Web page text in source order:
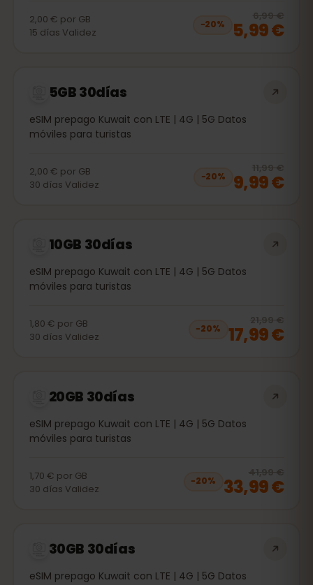
2,00 € por GB
15 días Validez
−20%
6,99 €
5,99 €
5GB 30días
eSIM prepago Kuwait con LTE | 4G | 5G Datos
móviles para turistas
2,00 € por GB
30 días Validez
−20%
11,99 €
9,99 €
10GB 30días
eSIM prepago Kuwait con LTE | 4G | 5G Datos
móviles para turistas
1,80 € por GB
30 días Validez
−20%
21,99 €
17,99 €
20GB 30días
eSIM prepago Kuwait con LTE | 4G | 5G Datos
móviles para turistas
1,70 € por GB
30 días Validez
−20%
41,99 €
33,99 €
30GB 30días
eSIM prepago Kuwait con LTE | 4G | 5G Datos